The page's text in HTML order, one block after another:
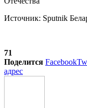
Источник: Sputnik
71
Поделится Facebook
адрес